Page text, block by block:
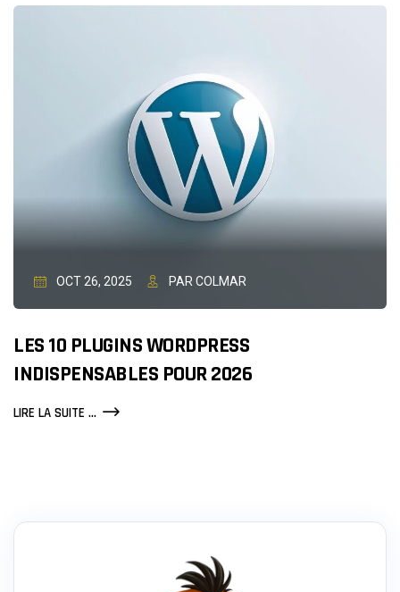
OCT 26, 2025 PAR COLMAR
LES 10 PLUGINS WORDPRESS
INDISPENSABLES POUR 2026
LIRE LA SUITE ...LES